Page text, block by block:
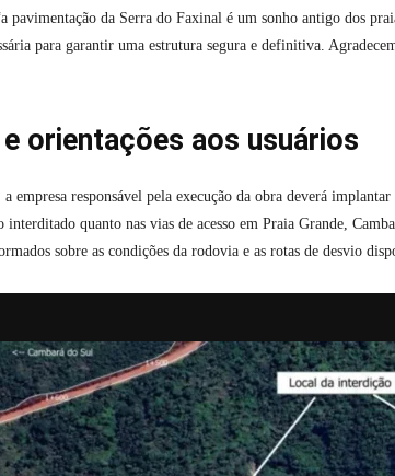
pavimentação da Serra do Faxinal é um sonho antigo dos
para garantir uma estrutura segura e definitiva.
orientações aos usuários
empresa responsável pela execução da obra deverá
interditado quanto nas vias de acesso em Praia Grande,
sobre as condições da rodovia e as rotas de desvio